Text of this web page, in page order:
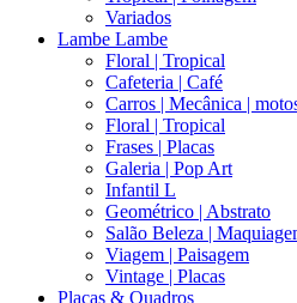
Variados
Lambe Lambe
Floral | Tropical
Cafeteria | Café
Carros | Mecânica |
Floral | Tropical
Frases | Placas
Galeria | Pop Art
Infantil L
Geométrico | Abstrato
Salão Beleza |
Viagem | Paisagem
Vintage | Placas
Placas & Quadros